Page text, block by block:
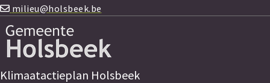
milieu@holsbeek.be
Klimaatactieplan Holsbeek